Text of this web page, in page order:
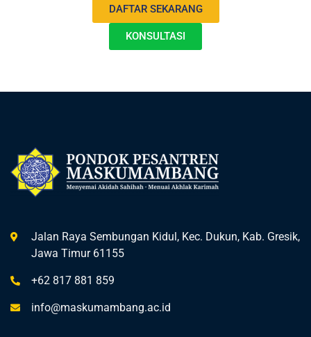
DAFTAR SEKARANG
KONSULTASI
Jalan Raya Sembungan Kidul, Kec. Dukun, Kab. Gresik,
Jawa Timur 61155
+62 817 881 859
info@maskumambang.ac.id